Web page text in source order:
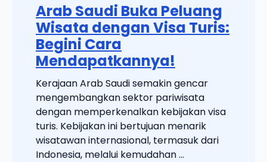
Arab Saudi Buka Peluang
Wisata dengan Visa Turis:
Begini Cara
Mendapatkannya!
Kerajaan Arab Saudi semakin gencar
mengembangkan sektor pariwisata
dengan memperkenalkan kebijakan visa
turis. Kebijakan ini bertujuan menarik
wisatawan internasional, termasuk dari
Indonesia, melalui kemudahan ...